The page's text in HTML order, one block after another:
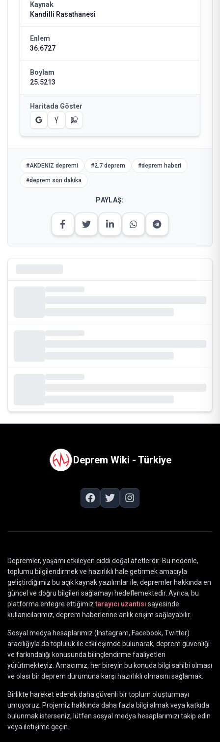
Kaynak
Kandilli Rasathanesi
Enlem
36.6727
Boylam
25.5213
Haritada Göster
#AKDENIZ depremi #2.7 deprem #deprem haberi
#deprem son dakika
PAYLAŞ:
Deprem Wiki - Türkiye
Depremler, yaşamı etkileyen ciddi doğal afetlerdir. Bu nedenle,
toplumu bilgilendirmek ve hazırlıklı hale getirmek amacıyla
geliştirdiğimiz bu açık kaynak yazılımlar ile, depremler hakkında en
güncel ve doğru bilgileri sağlamayı hedeflemektedir. Ayrıca, bu
platforma entegre ettiğimiz tarayıcı uzantısı sayesinde
kullanıcılarımız, deprem haberlerine anlık erişim sağlayabilir.
Sosyal medya hesaplarımız (Instagram, Facebook, Twitter)
aracılığıyla da topluluk ile etkileşimde bulunarak, deprem güvenliği
ve farkındalığı konusunda bilinçlendirme faaliyetleri
yürütmekteyiz. Amacımız, her bireyin bu konuda bilgi sahibi olması
ve olası bir deprem durumuna karşı hazırlıklı olmasını sağlamak.
Birlikte hareket ederek daha güvenli bir toplum oluşturmayı
umuyoruz. Projemiz hakkında daha fazla bilgi almak veya katkıda
bulunmak isterseniz, lütfen sosyal medya hesaplarımızı takip edin
veya iletişime geçin.